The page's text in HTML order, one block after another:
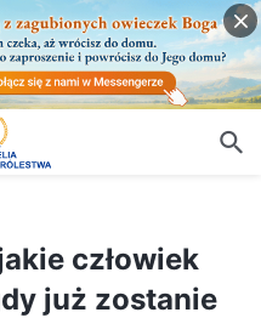
człowiek
już zostanie